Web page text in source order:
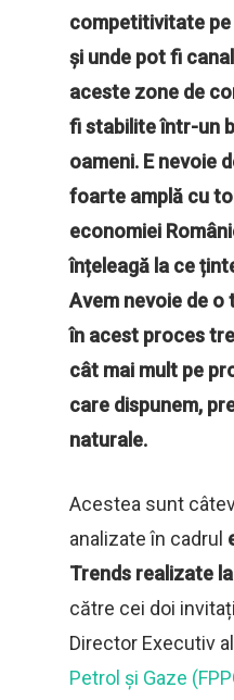
competitivitate pe
și unde pot fi
aceste zone de
fi stabilite într-un
oameni. E nevoie
foarte amplă cu
economiei
înțeleagă la ce
Avem nevoie de
în acest proces
cât mai mult pe
care dispunem,
naturale.
Acestea sunt
analizate în cadrul
Trends realizate
către cei doi
Director Executiv al
Petrol și Gaze